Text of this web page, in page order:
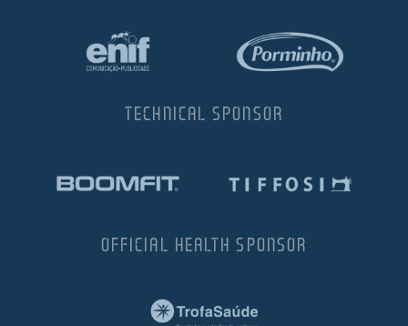
TECHNICAL SPONSOR
OFFICIAL HEALTH SPONSOR